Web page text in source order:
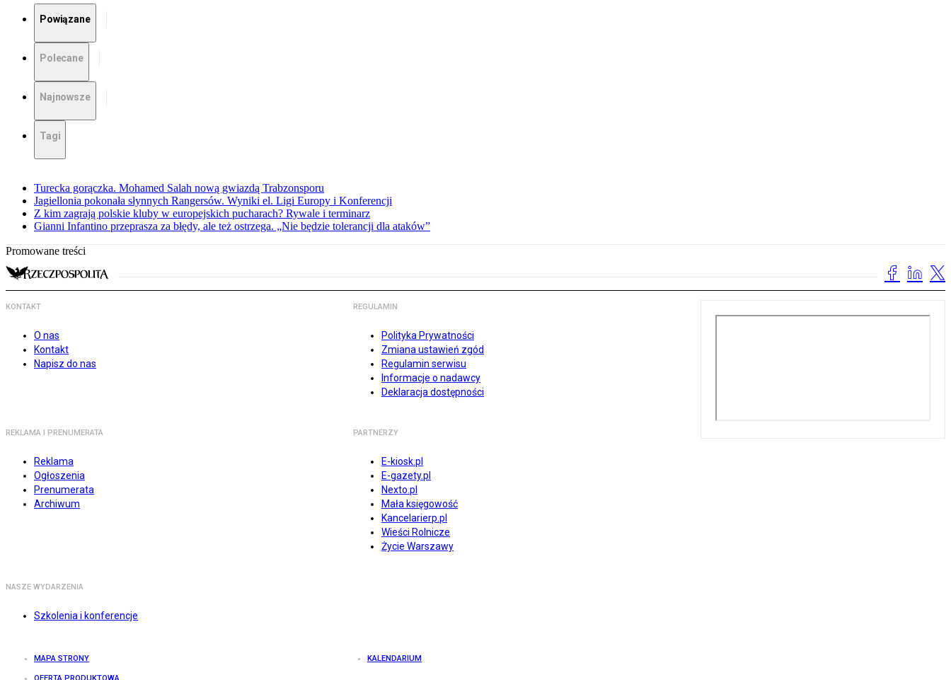
Powiązane
Polecane
Najnowsze
Tagi
Turecka gorączka. Mohamed Salah nową gwiazdą Trabzonsporu
Jagiellonia pokonała słynnych Rangersów. Wyniki el. Ligi Europy i Konferencji
Z kim zagrają polskie kluby w europejskich pucharach? Rywale i terminarz
Gianni Infantino przeprasza za błędy, ale też ostrzega. „Nie będzie tolerancji dla ataków”
Promowane treści
KONTAKT
O nas
Kontakt
Napisz do nas
REGULAMIN
Polityka Prywatności
Zmiana ustawień zgód
Regulamin serwisu
Informacje o nadawcy
Deklaracja dostępności
REKLAMA I PRENUMERATA
Reklama
Ogłoszenia
Prenumerata
Archiwum
PARTNERZY
E-kiosk.pl
E-gazety.pl
Nexto.pl
Mała księgowość
Kancelarierp.pl
Wieści Rolnicze
Życie Warszawy
NASZE WYDARZENIA
Szkolenia i konferencje
MAPA STRONY KALENDARIUM